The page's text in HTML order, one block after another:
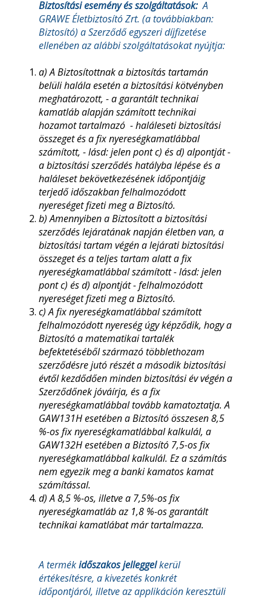
Biztosítási esemény és szolgáltatások:A
GRAWE Életbiztosító Zrt. (a továbbiakban:
Biztosító) a Szerződő egyszeri díjfizetése
ellenében az alábbi szolgáltatásokat nyújtja:
a) A Biztosítottnak a biztosítás tartamán
belüli halála esetén a biztosítási kötvényben
meghatározott, - a garantált technikai
kamatláb alapján számított technikai
hozamot tartalmazó - haláleseti biztosítási
összeget és a fix nyereségkamatlábbal
számított, - lásd: jelen pont c) és d) alpontját -
a biztosítási szerződés hatályba lépése és a
haláleset bekövetkezésének időpontjáig
terjedő időszakban felhalmozódott
nyereséget fizeti meg a Biztosító.
b) Amennyiben a Biztosított a biztosítási
szerződés lejáratának napján életben van, a
biztosítási tartam végén a lejárati biztosítási
összeget és a teljes tartam alatt a fix
nyereségkamatlábbal számított - lásd: jelen
pont c) és d) alpontját - felhalmozódott
nyereséget fizeti meg a Biztosító.
c) A fix nyereségkamatlábbal számított
felhalmozódott nyereség úgy képződik, hogy a
Biztosító a matematikai tartalék
befektetéséből származó többlethozam
szerződésre jutó részét a második biztosítási
évtől kezdődően minden biztosítási év végén a
Szerződőnek jóváírja, és a fix
nyereségkamatlábbal tovább kamatoztatja. A
GAW131H esetében a Biztosító összesen 8,5
%-os fix nyereségkamatlábbal kalkulál, a
GAW132H esetében a Biztosító 7,5-os fix
nyereségkamatlábbal kalkulál. Ez a számítás
nem egyezik meg a banki kamatos kamat
számítással.
d) A 8,5 %-os, illetve a 7,5%-os fix
nyereségkamatláb az 1,8 %-os garantált
technikai kamatlábat már tartalmazza.
A termékidőszakos jelleggelkerül
értékesítésre, a kivezetés konkrét
időpontjáról, illetve az applikáción keresztüli